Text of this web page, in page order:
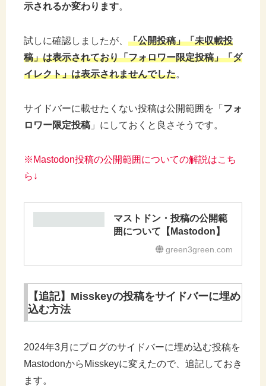
示されるか変わります。
試しに確認しましたが、 「公開投稿」「未収載投
稿」は表示されており「フォロワー限定投稿」「ダ
イレクト」は表示されませんでした。
サイドバーに載せたくない投稿は公開範囲を「 フォ
ロワー限定投稿 」にしておくと良さそうです。
※Mastodon投稿の公開範囲についての解説はこち
ら↓
マストドン・投稿の公開範
囲について【Mastodon】
green3green.com
【追記】Misskeyの投稿をサイドバーに埋め
込む方法
2024年3月にブログのサイドバーに埋め込む投稿を
MastodonからMisskeyに変えたので、追記しておき
ます。